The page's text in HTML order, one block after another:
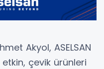
Akyol, ASELSAN
çevik ürünleri